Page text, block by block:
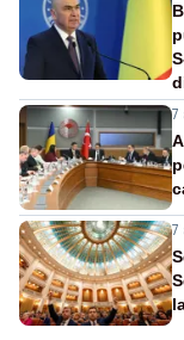
7
7